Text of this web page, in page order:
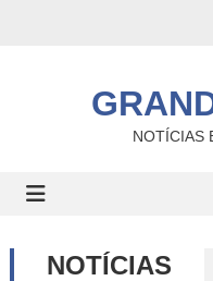
NOTÍCIAS
NOTÍCIAS